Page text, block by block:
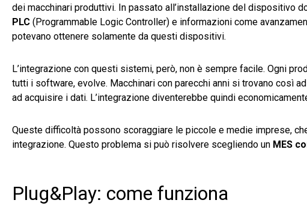
dei macchinari produttivi. In passato all’installazione del dispositivo
PLC (Programmable Logic Controller) e informazioni come
potevano ottenere solamente da questi dispositivi.
L’integrazione con questi sistemi, però, non è sempre facile. Ogni
tutti i software, evolve. Macchinari con parecchi anni si trovano così
ad acquisire i dati. L’integrazione diventerebbe quindi
Queste difficoltà possono scoraggiare le piccole e medie imprese,
integrazione. Questo problema si può risolvere scegliendo un MES
Plug&Play: come funziona